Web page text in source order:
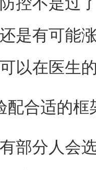
是有可能
以在医生
合适的框
分人会选